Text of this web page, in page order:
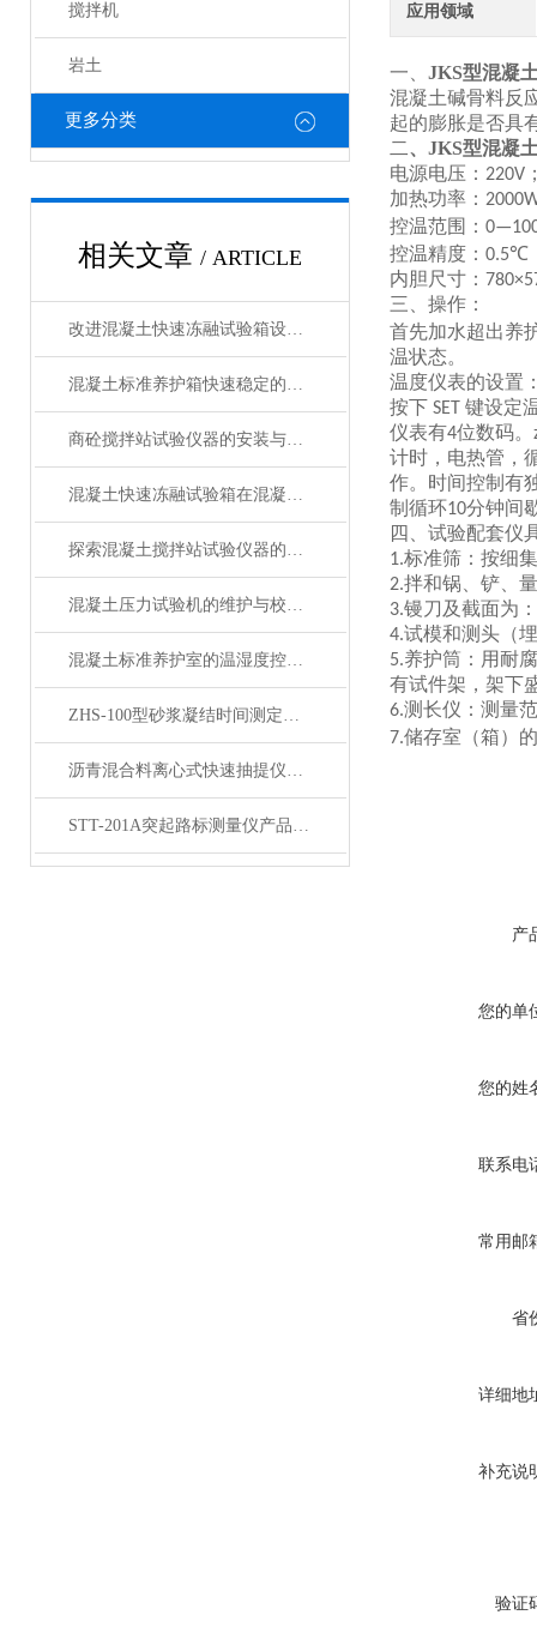
搅拌机
岩土
更多分类
相关文章 / ARTICLE
改进混凝土快速冻融试验箱设计以增强其性能的方法
混凝土标准养护箱快速稳定的温湿度调节，确保标准化养护
商砼搅拌站试验仪器的安装与操作技巧
混凝土快速冻融试验箱在混凝土行业中的重要作用与应用领域说明
探索混凝土搅拌站试验仪器的种类与功能
混凝土压力试验机的维护与校准方法是怎样的？
混凝土标准养护室的温湿度控制技术详解
ZHS-100型砂浆凝结时间测定仪内容介绍
沥青混合料离心式快速抽提仪产品展示
STT-201A突起路标测量仪产品展示
应用领域
一、 JKS型混凝
混凝土碱骨料反
起的膨胀是否具
二、 JKS型混凝
电源电压： 220V
加热功率：
控温范围：
控温精度： 0.5℃
内胆尺寸：
三、操作：
首先加水超出养
温状态。
温度仪表的设置
按下 SET 键设定
仪表有4位数码。
计时，电热管，
作。时间控制有
制循环10分钟间
四、试验配套仪
1.标准筛：按细
2.拌和锅、铲、
3.镘刀及截面为：
4.试模和测头（
5.养护筒：用耐
有试件架，架下
6.测长仪：测量
7.储存室（箱）
产
您的单
您的姓
联系电
常用邮
省
详细地
补充说
验证